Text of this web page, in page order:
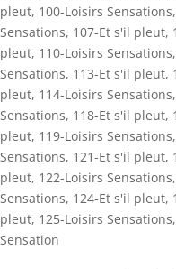
pleut, 100-Loisirs Sensations,
Sensations, 107-Et s'il pleut,
pleut, 110-Loisirs Sensations,
Sensations, 113-Et s'il pleut,
pleut, 114-Loisirs Sensations,
Sensations, 118-Et s'il pleut,
pleut, 119-Loisirs Sensations,
Sensations, 121-Et s'il pleut,
pleut, 122-Loisirs Sensations,
Sensations, 124-Et s'il pleut,
pleut, 125-Loisirs Sensations,
Sensation